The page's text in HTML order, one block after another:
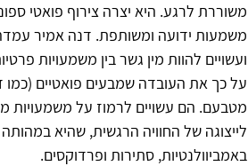
משוררת לרגע. היא יצרה צירוף פואטי
משמעות ידועה ומשותפת. דנה אמיר
ועשויים להוות מין גשר בין משמעויות
על כך את העובדה שמבעים פואטיים (כמו
מטבעם. הם עשויים לרמוז על משמעויות
לייצוגה של החוויה הרגשית, שהיא
באמביוולנטיות, סתירות ופרדוקסים.